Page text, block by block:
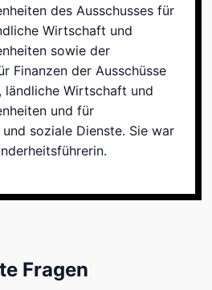
des Ausschusses für
Wirtschaft und
sowie der
Finanzen der Ausschüsse
Wirtschaft und
und für
soziale Dienste. Sie war
Fragen